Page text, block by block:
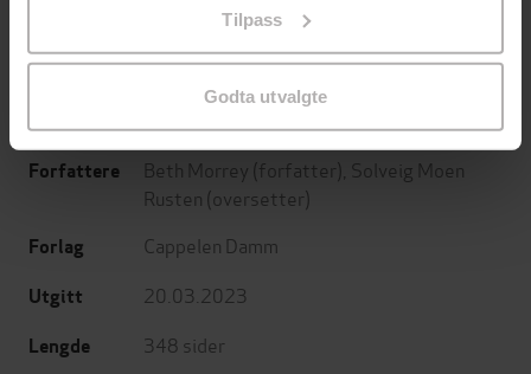
Tilpass
Godta utvalgte
Forfattere Beth Morrey (forfatter), Solveig Moen
Rusten (oversetter)
Forlag Cappelen Damm
Utgitt 20.03.2023
Lengde 348 sider